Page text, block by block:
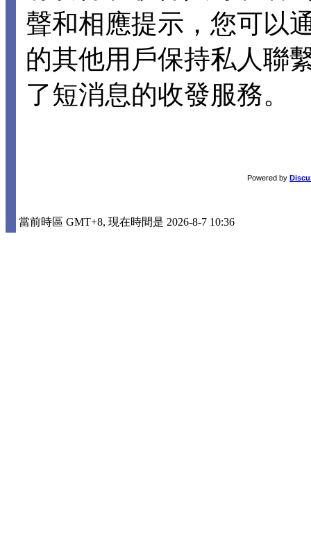
聲和相應提示，您可以
的其他用戶保持私人聯
了短消息的收發服務。
Powered by
當前時區 GMT+8, 現在時間是 2026-8-7 10:36